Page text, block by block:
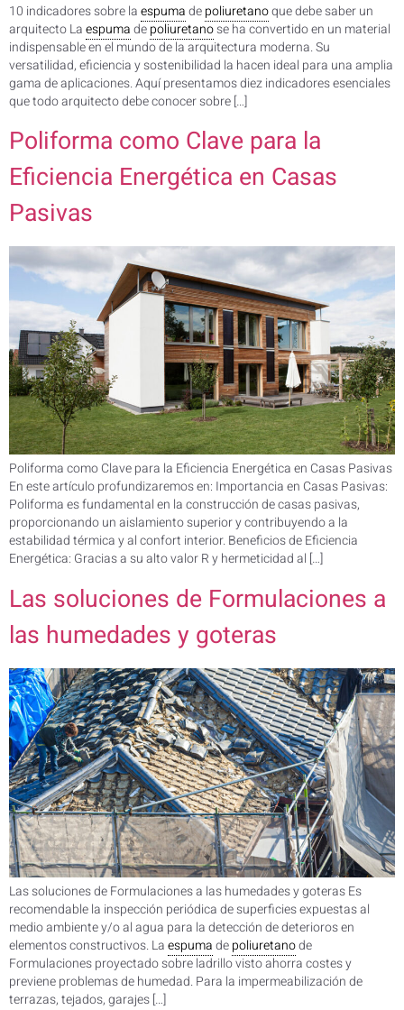
10 indicadores sobre laespumadepoliuretanoque debe saber un
arquitecto Laespumadepoliuretanose ha convertido en un material
indispensable en el mundo de la arquitectura moderna. Su
versatilidad, eficiencia y sostenibilidad la hacen ideal para una amplia
gama de aplicaciones. Aquí presentamos diez indicadores esenciales
que todo arquitecto debe conocer sobre […]
Poliforma como Clave para la
Eficiencia Energética en Casas
Pasivas
Poliforma como Clave para la Eficiencia Energética en Casas Pasivas
En este artículo profundizaremos en: Importancia en Casas Pasivas:
Poliforma es fundamental en la construcción de casas pasivas,
proporcionando un aislamiento superior y contribuyendo a la
estabilidad térmica y al confort interior. Beneficios de Eficiencia
Energética: Gracias a su alto valor R y hermeticidad al […]
Las soluciones de Formulaciones a
las humedades y goteras
Las soluciones de Formulaciones a las humedades y goteras Es
recomendable la inspección periódica de superficies expuestas al
medio ambiente y/o al agua para la detección de deterioros en
elementos constructivos. Laespumadepoliuretanode
Formulaciones proyectado sobre ladrillo visto ahorra costes y
previene problemas de humedad. Para la impermeabilización de
terrazas, tejados, garajes […]